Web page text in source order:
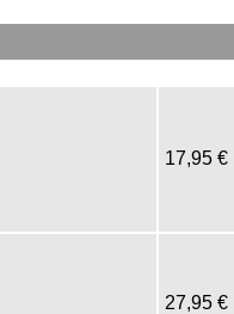
17,95 €
27,95 €